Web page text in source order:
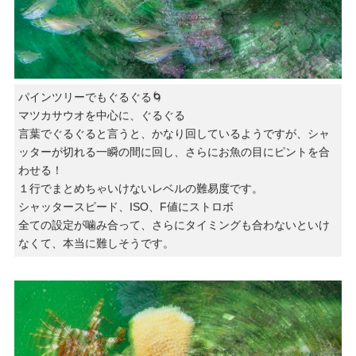
パインツリーでもぐるぐる🌀
マツカサウオを中心に、ぐるぐる
言葉でぐるぐると言うと、かなり回しているようですが、シャ
ッターが切れる一瞬の間に回し、さらにお魚の目にピントを合
わせる！
１行でまとめちゃいけないレベルの難易度です。
シャッタースピード、ISO、F値にストロボ
全ての設定が噛み合って、さらにタイミングも合わないといけ
なくて、本当に難しそうです。